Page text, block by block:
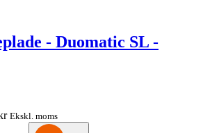
- Duomatic SL -
Ekskl. moms